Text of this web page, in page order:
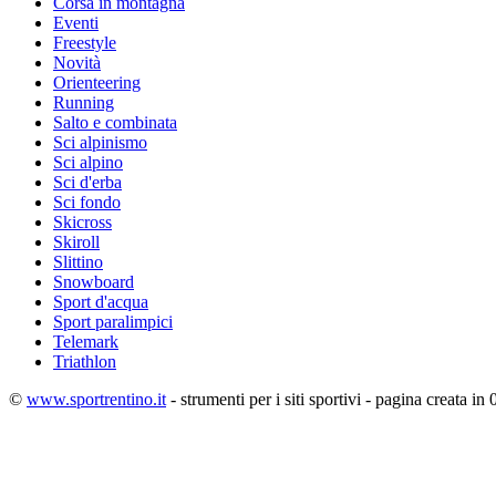
Eventi
Freestyle
Novità
Orienteering
Running
Salto e combinata
Sci alpinismo
Sci alpino
Sci d'erba
Sci fondo
Skicross
Skiroll
Slittino
Snowboard
Sport d'acqua
Sport paralimpici
Telemark
Triathlon
© www.sportrentino.it - strumenti per i siti sportivi - pagina creata in